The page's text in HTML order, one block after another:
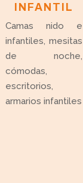
INFANTIL
Camas nido e
infantiles, mesitas
de noche,
cómodas,
escritorios,
armarios infantiles